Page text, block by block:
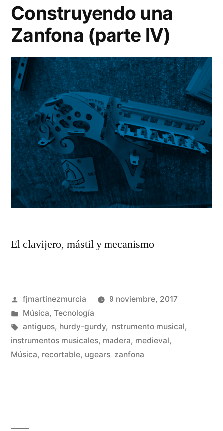
Construyendo una
Zanfona (parte IV)
El clavijero, mástil y mecanismo
Publicado
por
fjmartinezmurcia
9 noviembre, 2017
Publicado
en
Música, Tecnología
Etiquetas:
antiguos, hurdy-gurdy, instrumento musical,
instrumentos musicales, madera, medieval,
Música, recortable, ugears, zanfona